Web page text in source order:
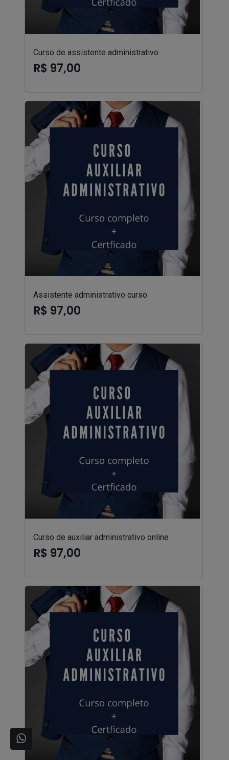
Curso de assistente administrativo
R$ 97,00
Assistente administrativo curso
R$ 97,00
Curso de auxiliar administrativo online
R$ 97,00